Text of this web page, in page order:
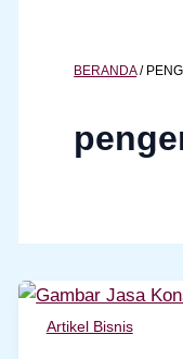
BERANDA/
Artikel Bisnis